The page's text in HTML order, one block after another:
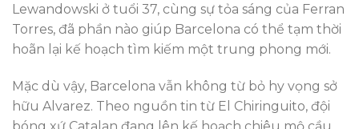
Lewandowski ở tuổi 37, cùng sự tỏa sáng của Ferran
Torres, đã phần nào giúp Barcelona có thể tạm thời
hoãn lại kế hoạch tìm kiếm một trung phong mới.
Mặc dù vậy, Barcelona vẫn không từ bỏ hy vọng sở
hữu Alvarez. Theo nguồn tin từ El Chiringuito, đội
bóng xứ Catalan đang lên kế hoạch chiêu mộ cầu